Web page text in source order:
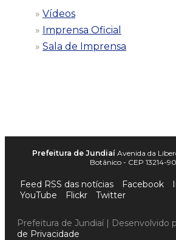
Vídeos
Imprensa Oficial
Sala de Imprensa
Prefeitura de Jundiaí Avenida da
Botânico - CEP 13214-
Feed RSS das notícias Facebook
YouTube
Flickr Twitter
Prefeitura de Jundiaí | Desenvolvido
de Privacidade